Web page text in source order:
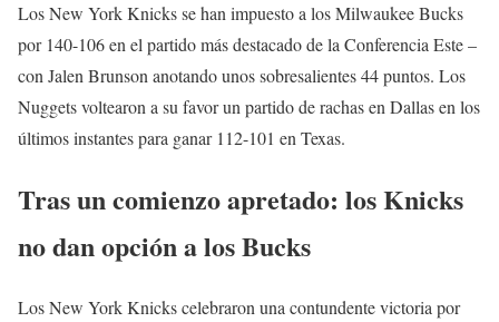
Los New York Knicks se han impuesto a los Milwaukee Bucks
por 140-106 en el partido más destacado de la Conferencia Este –
con Jalen Brunson anotando unos sobresalientes 44 puntos. Los
Nuggets voltearon a su favor un partido de rachas en Dallas en los
últimos instantes para ganar 112-101 en Texas.
Tras un comienzo apretado: los Knicks
no dan opción a los Bucks
Los New York Knicks celebraron una contundente victoria por